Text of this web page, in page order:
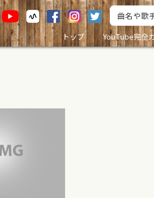
トップ
YouTube完全